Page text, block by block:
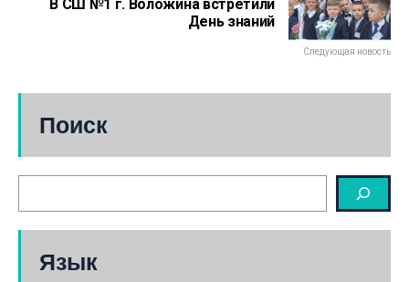
В СШ №1 г. Воложина встретили
День знаний
Следующая новость
Поиск
Язык